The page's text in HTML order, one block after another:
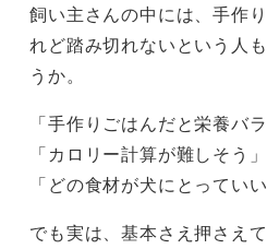
飼い主さんの中には、手作
れど踏み切れないという人
うか。
「手作りごはんだと栄養バ
「カロリー計算が難しそう」
「どの食材が犬にとってい
でも実は、基本さえ押さえ